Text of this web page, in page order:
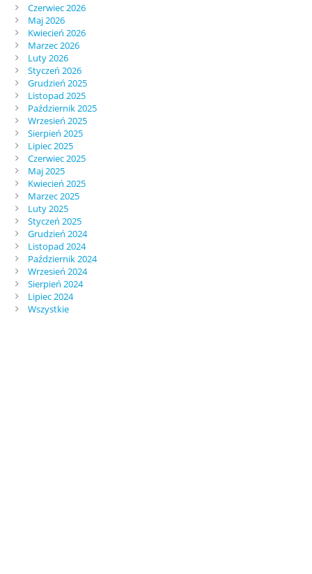
Czerwiec 2026
Maj 2026
Kwiecień 2026
Marzec 2026
Luty 2026
Styczeń 2026
Grudzień 2025
Listopad 2025
Październik 2025
Wrzesień 2025
Sierpień 2025
Lipiec 2025
Czerwiec 2025
Maj 2025
Kwiecień 2025
Marzec 2025
Luty 2025
Styczeń 2025
Grudzień 2024
Listopad 2024
Październik 2024
Wrzesień 2024
Sierpień 2024
Lipiec 2024
Wszystkie